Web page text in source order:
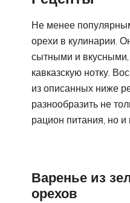
Не менее
орехи в кулинарии.
сытными и
кавказскую нотку.
из описанных ниже
разнообразить не
рацион питания, но и
Варенье из
орехов